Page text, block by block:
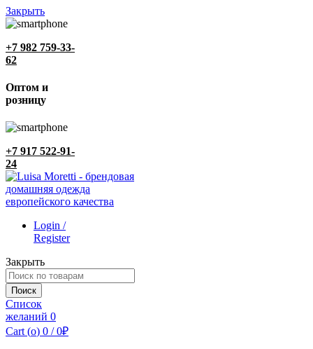
Закрыть
+7 982 759-33-
62
Оптом и
розницу
+7 917 522-91-
24
Login /
Register
Закрыть
Поиск
по:Поиск
Список
желаний 0
Cart (o) 0 / 0₽